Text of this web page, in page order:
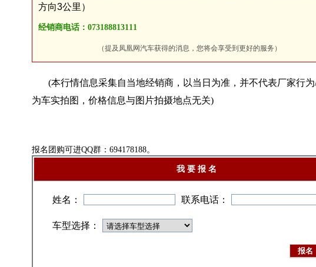
方向3公里）
经销商电话：073188813111
（提及凤凰网汽车获得的消息，您将会享受到更好的服务）
(本行情信息采集自当地经销商，以当日为准，并不代表厂家行
为车实拍图，价格信息与图片拍摄地点无关)
报名团购可进QQ群：694178188。
我 要 报 名
姓名： 联系电话：
车型选择：